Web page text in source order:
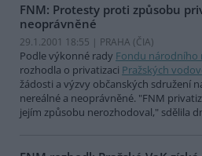
FNM: Protesty proti způsobu
neoprávněné
29.1.2001 18:55 | PRAHA (ČIA)
Podle výkonné rady Fondu národního
rozhodla o privatizaci Pražských
žádosti a výzvy občanských sdružení
nereálné a neoprávněné. "FNM
jejím způsobu nerozhodoval," sdělila